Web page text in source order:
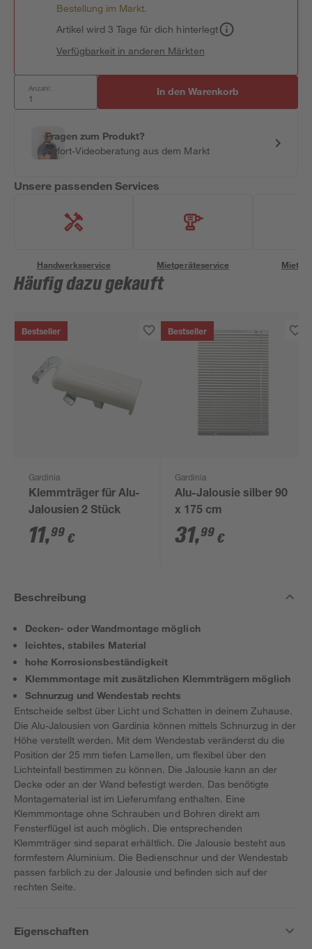
Bestellung im Markt.
Artikel wird 3 Tage für dich hinterlegt
Verfügbarkeit in anderen Märkten
Anzahl: In den Warenkorb
Fragen zum Produkt?
Sofort-Videoberatung aus dem Markt
Unsere passenden Services
Handwerksservice Mietgeräteservice
Häufig dazu gekauft
Bestseller
Gardinia
Klemmträger für Alu-
Jalousien 2 Stück
11,99 €
Bestseller
Gardinia
Alu-Jalousie silber 90
x 175 cm
31,99 €
Beschreibung
Decken- oder Wandmontage möglich
leichtes, stabiles Material
hohe Korrosionsbeständigkeit
Klemmmontage mit zusätzlichen Klemmträgern möglich
Schnurzug und Wendestab rechts
Entscheide selbst über Licht und Schatten in deinem Zuhause.
Die Alu-Jalousien von Gardinia können mittels Schnurzug in der
Höhe verstellt werden. Mit dem Wendestab veränderst du die
Position der 25 mm tiefen Lamellen, um flexibel über den
Lichteinfall bestimmen zu können. Die Jalousie kann an der
Decke oder an der Wand befestigt werden. Das benötigte
Montagematerial ist im Lieferumfang enthalten. Eine
Klemmmontage ohne Schrauben und Bohren direkt am
Fensterflügel ist auch möglich. Die entsprechenden
Klemmträger sind separat erhältlich. Die Jalousie besteht aus
formfestem Aluminium. Die Bedienschnur und der Wendestab
passen farblich zu der Jalousie und befinden sich auf der
rechten Seite.
Eigenschaften